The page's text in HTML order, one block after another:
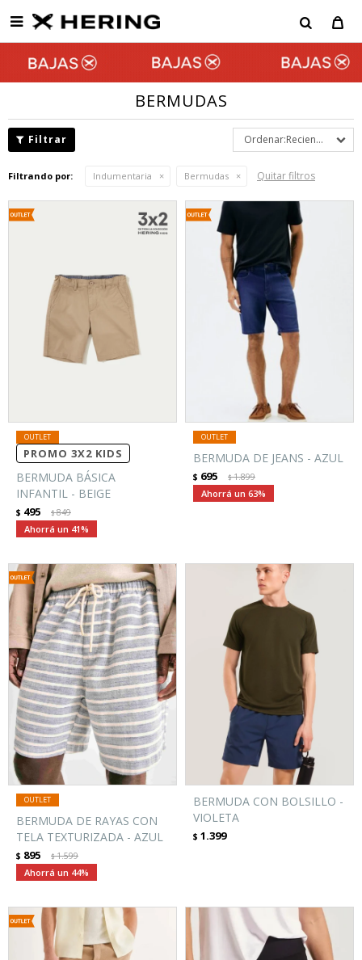

BERMUDAS
Recientes
Filtrando por: Indumentaria Bermudas Quitar filtros
PROMO 3X2 KIDS
BERMUDA BÁSICA
INFANTIL - BEIGE
$ 495 $849
41
BERMUDA DE JEANS - AZUL
$ 695 $1.899
63
BERMUDA DE RAYAS CON
TELA TEXTURIZADA - AZUL
$ 895 $1.599
44
BERMUDA CON BOLSILLO -
VIOLETA
$ 1.399